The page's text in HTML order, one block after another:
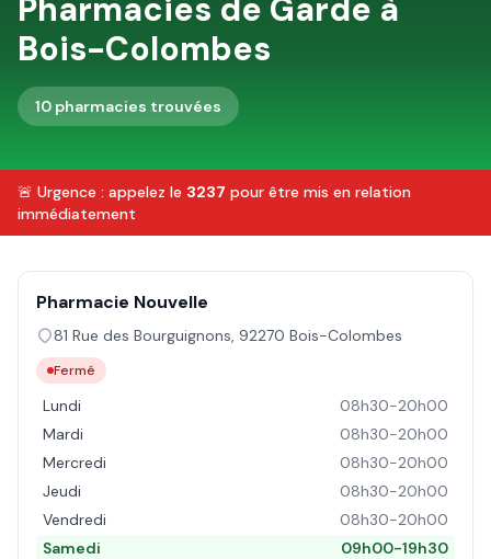
Pharmacies de Garde à
Bois-Colombes
10 pharmacies trouvées
🚨 Urgence : appelez le 3237 pour être mis en relation
immédiatement
Pharmacie Nouvelle
81 Rue des Bourguignons, 92270 Bois-Colombes
Fermé
Lundi
08h30-20h00
Mardi
08h30-20h00
Mercredi
08h30-20h00
Jeudi
08h30-20h00
Vendredi
08h30-20h00
Samedi
09h00-19h30